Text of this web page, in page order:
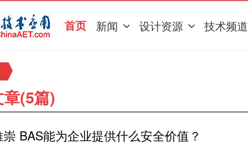
首页 新闻 设计资源 技术频道
(5篇)
BAS能为企业提供什么安全价值？